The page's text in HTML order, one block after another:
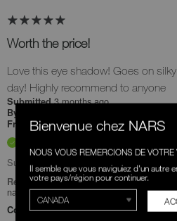
Worth the price!
Love this eye shadow! Goes on
day! Highly recommend to anyone
Submitted3 months ago
By
From Undisclosed
Submitted as part of a sweepstakes entry
Reviewed at
narscosmetics.com/
Comments about Quad Eyeshadow
Bienvenue chez NARS
NOUS VOUS REMERCIONS DE VOTRE
Il semble que vous naviguiez d'un autre
votre pays/région pour continuer.